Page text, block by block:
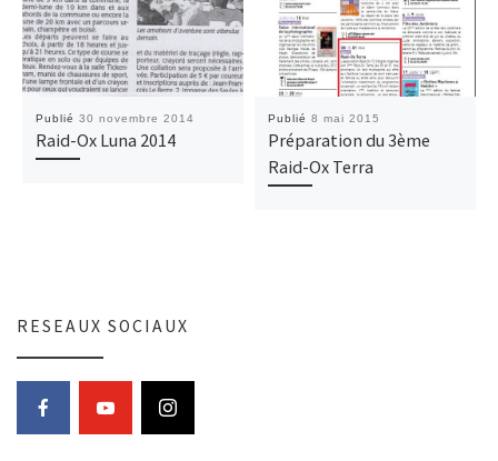
Publié 30 novembre 2014
Raid-Ox Luna 2014
Publié 8 mai 2015
Préparation du 3ème
Raid-Ox Terra
RESEAUX SOCIAUX